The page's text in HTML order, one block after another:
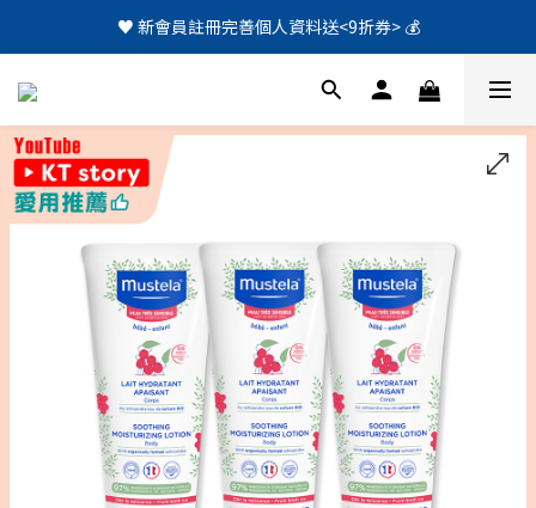
♥️ 新會員註冊完善個人資料送<9折券> 💰